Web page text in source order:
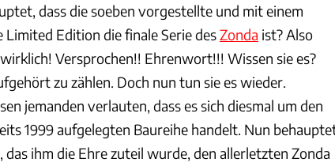
dass die soeben vorgestellte und mit einem
Edition die finale Serie desZonda ist? Also
Versprochen!! Ehrenwort!!! Wissen sie es?
zu zählen. Doch nun tun sie es wieder.
jemanden verlauten, dass es sich diesmal um den
1999 aufgelegten Baureihe handelt. Nun
ihm die Ehre zuteil wurde, den allerletzten Zonda